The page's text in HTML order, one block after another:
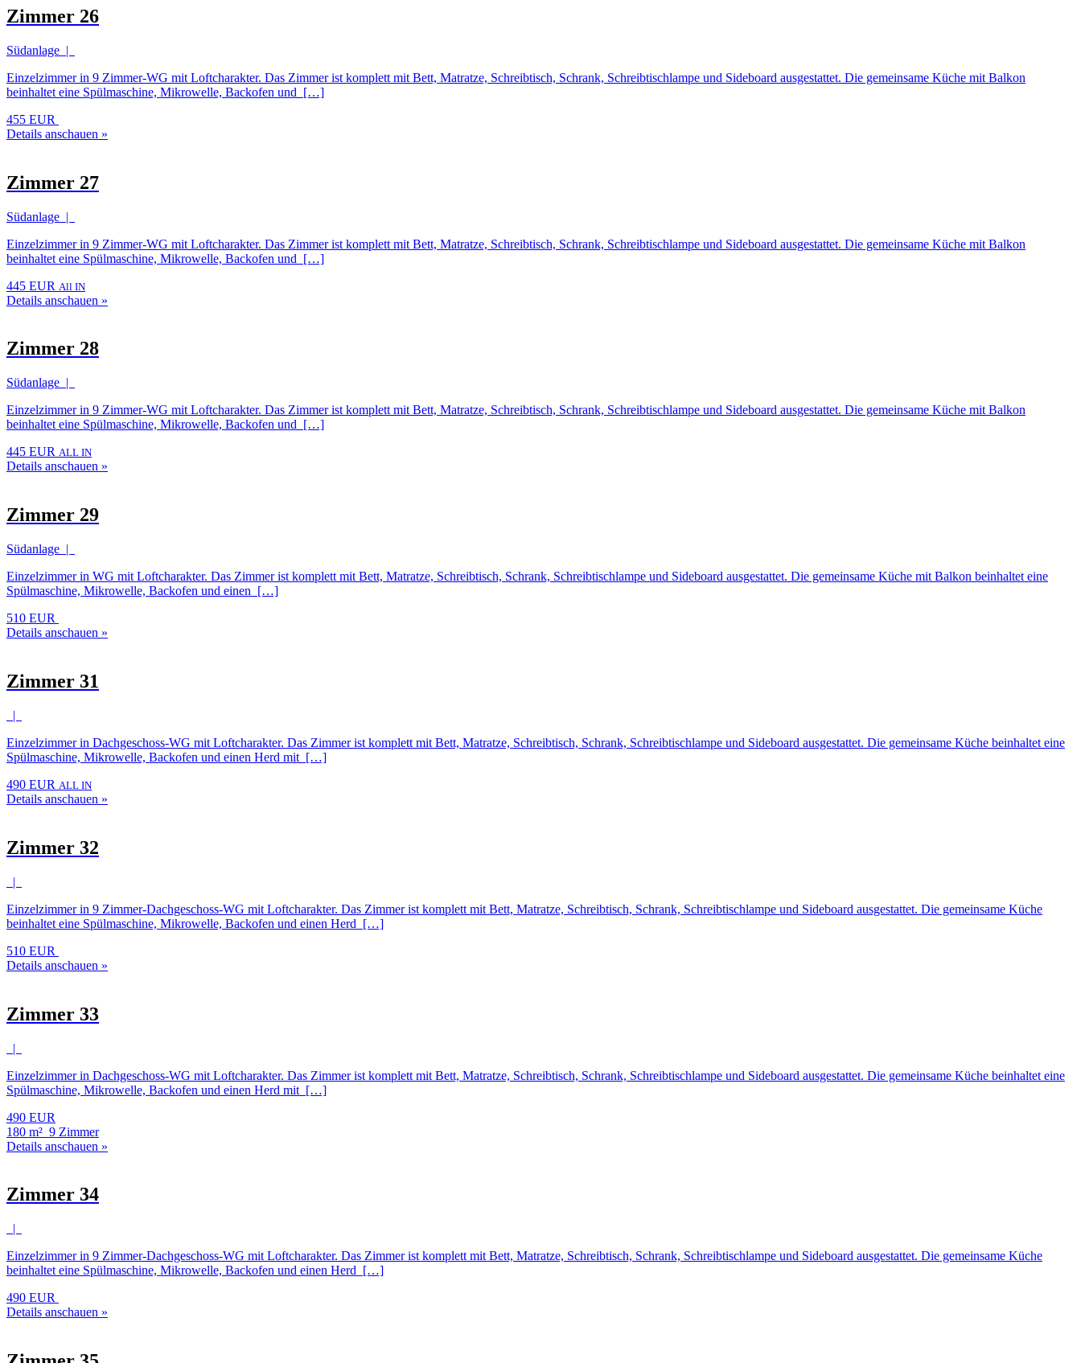
Zimmer 26
Südanlage |
Einzelzimmer in 9 Zimmer-WG mit Loftcharakter. Das Zimmer ist komplett mit Bett, Matratze, Schreibtisch, Schrank, Schreibtischlampe und Sideboard ausgestattet. Die gemeinsame Küche mit Balkon
beinhaltet eine Spülmaschine, Mikrowelle, Backofen und […]
455 EUR
Details anschauen »
Zimmer 27
Südanlage |
Einzelzimmer in 9 Zimmer-WG mit Loftcharakter. Das Zimmer ist komplett mit Bett, Matratze, Schreibtisch, Schrank, Schreibtischlampe und Sideboard ausgestattet. Die gemeinsame Küche mit Balkon
beinhaltet eine Spülmaschine, Mikrowelle, Backofen und […]
445 EUR All IN
Details anschauen »
Zimmer 28
Südanlage |
Einzelzimmer in 9 Zimmer-WG mit Loftcharakter. Das Zimmer ist komplett mit Bett, Matratze, Schreibtisch, Schrank, Schreibtischlampe und Sideboard ausgestattet. Die gemeinsame Küche mit Balkon
beinhaltet eine Spülmaschine, Mikrowelle, Backofen und […]
445 EUR ALL IN
Details anschauen »
Zimmer 29
Südanlage |
Einzelzimmer in WG mit Loftcharakter. Das Zimmer ist komplett mit Bett, Matratze, Schreibtisch, Schrank, Schreibtischlampe und Sideboard ausgestattet. Die gemeinsame Küche mit Balkon beinhaltet eine
Spülmaschine, Mikrowelle, Backofen und einen […]
510 EUR
Details anschauen »
Zimmer 31
|
Einzelzimmer in Dachgeschoss-WG mit Loftcharakter. Das Zimmer ist komplett mit Bett, Matratze, Schreibtisch, Schrank, Schreibtischlampe und Sideboard ausgestattet. Die gemeinsame Küche beinhaltet eine
Spülmaschine, Mikrowelle, Backofen und einen Herd mit […]
490 EUR ALL IN
Details anschauen »
Zimmer 32
|
Einzelzimmer in 9 Zimmer-Dachgeschoss-WG mit Loftcharakter. Das Zimmer ist komplett mit Bett, Matratze, Schreibtisch, Schrank, Schreibtischlampe und Sideboard ausgestattet. Die gemeinsame Küche
beinhaltet eine Spülmaschine, Mikrowelle, Backofen und einen Herd […]
510 EUR
Details anschauen »
Zimmer 33
|
Einzelzimmer in Dachgeschoss-WG mit Loftcharakter. Das Zimmer ist komplett mit Bett, Matratze, Schreibtisch, Schrank, Schreibtischlampe und Sideboard ausgestattet. Die gemeinsame Küche beinhaltet eine
Spülmaschine, Mikrowelle, Backofen und einen Herd mit […]
490 EUR
180 m² 9 Zimmer
Details anschauen »
Zimmer 34
|
Einzelzimmer in 9 Zimmer-Dachgeschoss-WG mit Loftcharakter. Das Zimmer ist komplett mit Bett, Matratze, Schreibtisch, Schrank, Schreibtischlampe und Sideboard ausgestattet. Die gemeinsame Küche
beinhaltet eine Spülmaschine, Mikrowelle, Backofen und einen Herd […]
490 EUR
Details anschauen »